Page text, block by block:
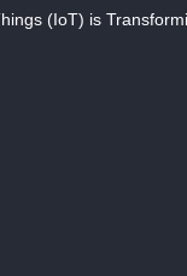
(IoT) is